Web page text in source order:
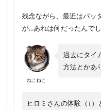
残念ながら、最近はパッ
が…あれは何だったんで
ねこねこ
過去にタイ
方法とかあ
ヒロミさんの体験（↓